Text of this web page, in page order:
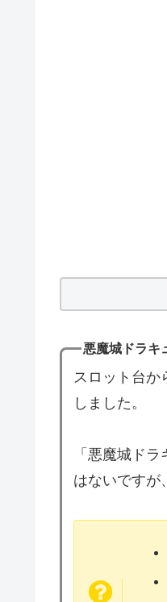
悪魔城ドラキ
スロット台か
しました。
「悪魔城ド
はないですが